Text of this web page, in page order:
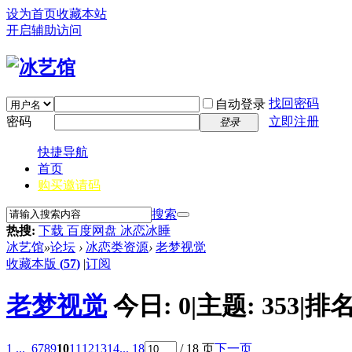
设为首页收藏本站
开启辅助访问
自动登录 找回密码
密码
登录 立即注册
快捷导航
首页
购买邀请码
搜索
热搜: 下载 百度网盘 冰恋冰睡
冰艺馆»论坛 › 冰恋类资源› 老梦视觉
收藏本版 (57) |订阅
老梦视觉 今日: 0|主题: 353|排
1 ... 67891011 121314... 18 / 18 页下一页